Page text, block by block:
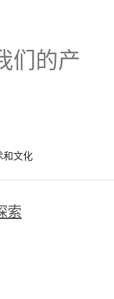
们的产
和文化
索